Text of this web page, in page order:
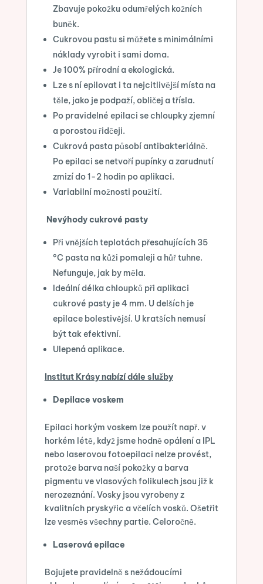
Zbavuje pokožku odumřelých kožních
buněk.
Cukrovou pastu si můžete s minimálními
náklady vyrobit i sami doma.
Je 100% přírodní a ekologická.
Lze s ní epilovat i ta nejcitlivější místa na
těle, jako je podpaží, obličej a třísla.
Po pravidelné epilaci se chloupky zjemní
a porostou řidčeji.
Cukrová pasta působí antibakteriálně.
Po epilaci se netvoří pupínky a zarudnutí
zmizí do 1-2 hodin po aplikaci.
Variabilní možnosti použití.
Nevýhody cukrové pasty
Při vnějších teplotách přesahujících 35
°C pasta na kůži pomaleji a hůř tuhne.
Nefunguje, jak by měla.
Ideální délka chloupků při aplikaci
cukrové pasty je 4 mm. U delších je
epilace bolestivější. U kratších nemusí
být tak efektivní.
Ulepená aplikace.
Institut Krásy nabízí dále služby
Depilace voskem
Epilaci horkým voskem lze použít např. v
horkém létě, když jsme hodně opálení a IPL
nebo laserovou fotoepilaci nelze provést,
protože barva naší pokožky a barva
pigmentu ve vlasových folikulech jsou již k
nerozeznání. Vosky jsou vyrobeny z
kvalitních pryskyřic a včelích vosků. Ošetřit
lze vesměs všechny partie. Celoročně.
Laserová epilace
Bojujete pravidelně s nežádoucími